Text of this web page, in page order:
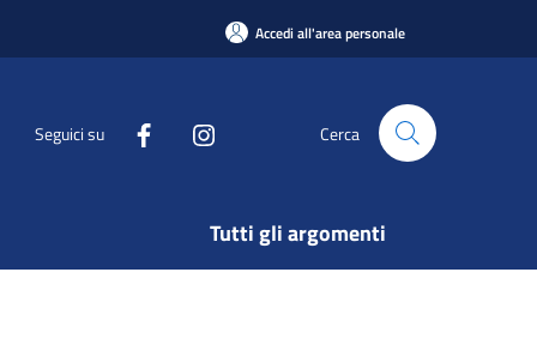
Accedi all'area personale
Seguici su Cerca
Tutti gli argomenti